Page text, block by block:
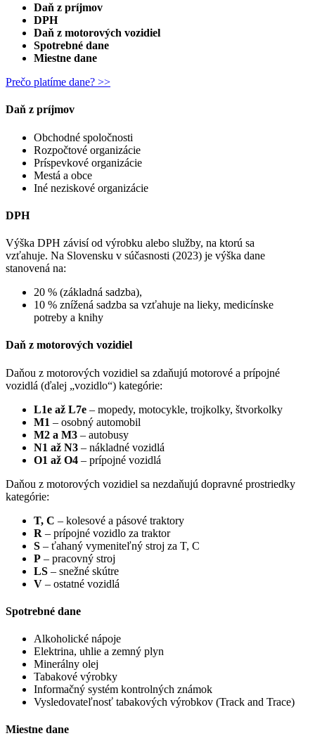
Daň z príjmov
DPH
Daň z motorových vozidiel
Spotrebné dane
Miestne dane
Prečo platíme dane? >>
Daň z príjmov
Obchodné spoločnosti
Rozpočtové organizácie
Príspevkové organizácie
Mestá a obce
Iné neziskové organizácie
DPH
Výška DPH závisí od výrobku alebo služby, na ktorú sa
vzťahuje. Na Slovensku v súčasnosti (2023) je výška dane
stanovená na:
20 % (základná sadzba),
10 % znížená sadzba sa vzťahuje na lieky, medicínske
potreby a knihy
Daň z motorových vozidiel
Daňou z motorových vozidiel sa zdaňujú motorové a prípojné
vozidlá (ďalej „vozidlo“) kategórie:
L1e až L7e – mopedy, motocykle, trojkolky, štvorkolky
M1 – osobný automobil
M2 a M3 – autobusy
N1 až N3 – nákladné vozidlá
O1 až O4 – prípojné vozidlá
Daňou z motorových vozidiel sa nezdaňujú dopravné prostriedky
kategórie:
T, C – kolesové a pásové traktory
R – prípojné vozidlo za traktor
S – ťahaný vymeniteľný stroj za T, C
P – pracovný stroj
LS – snežné skútre
V – ostatné vozidlá
Spotrebné dane
Alkoholické nápoje
Elektrina, uhlie a zemný plyn
Minerálny olej
Tabakové výrobky
Informačný systém kontrolných známok
Vysledovateľnosť tabakových výrobkov (Track and Trace)
Miestne dane